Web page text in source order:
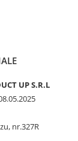
UP S.R.L
nr.327R